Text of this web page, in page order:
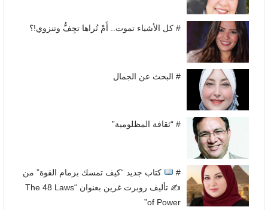
# كل الأشياء تموت.. أَمْ تُراها تجِفُّ وتنزوي!؟
# البحث عن الجمال
# “ثقافة المظلومية”
#
كتاب جديد “كيف تمسك بزمام القوة” من
✍
تأليف روبرت غرين بعنوان “The 48 Laws
of Power”